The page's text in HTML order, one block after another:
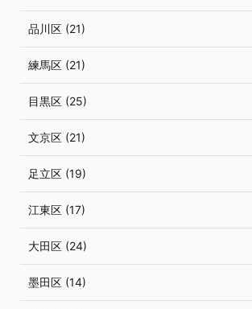
品川区 (21)
練馬区 (21)
目黒区 (25)
文京区 (21)
足立区 (19)
江東区 (17)
大田区 (24)
墨田区 (14)